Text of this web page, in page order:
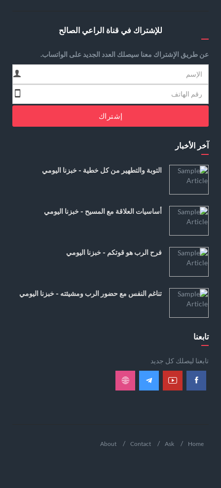
للإشتراك في قناة الراعي الصالح
عن طريق الإشتراك معنا سيصلك العدد الجديد على الواتساب.
إشتراك
آخر الأخبار
التوبة والتطهير من كل خطية - خبزنا اليومي
أساسيات العلاقة مع المسيح - خبزنا اليومي
فرح الرب هو قوتكم - خبزنا اليومي
تناغم النفس مع حضور الرب ومشيئته - خبزنا اليومي
تابعنا
تابعنا ليصلك كل جديد
Home
Ask
Contact
About